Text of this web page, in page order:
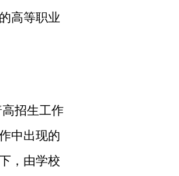
高等职业
招生工作
中出现的
，由学校